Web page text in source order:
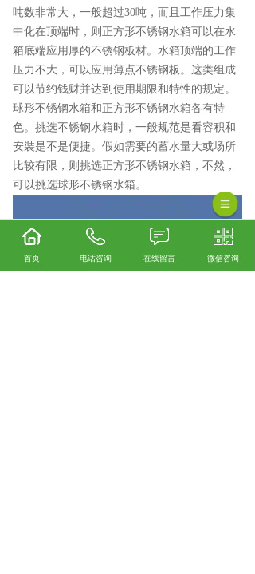
吨数非常大，一般超过30吨，而且工作压力集
中化在顶端时，则正方形不锈钢水箱可以在水
箱底端应用厚的不锈钢板材。水箱顶端的工作
压力不大，可以应用薄点不锈钢板。这类组成
可以节约钱财并达到使用期限和特性的规定。
球形不锈钢水箱和正方形不锈钢水箱各有特
色。挑选不锈钢水箱时，一般规范是看容积和
安裝是不是便捷。假如需要的蓄水量大或场所
比较有限，则挑选正方形不锈钢水箱，不然，
可以挑选球形不锈钢水箱。
首页 电话咨询 在线留言 微信咨询